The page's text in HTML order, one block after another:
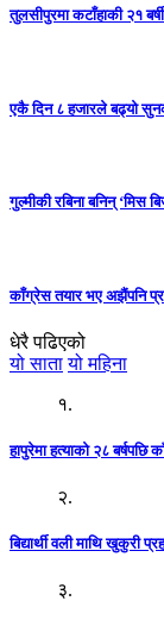
तुलसीपुरमा कटाँहाकी २१
एकै दिन ८ हजारले बढ्यो
गुल्मीकी रबिना बनिन् ‘मिस
काँग्रेस तयार भए अझैंपनि
धेरै पढिएको
यो साता यो महिना
१.
हापुरेमा हत्याको २८ बर्षपछि
२.
बिद्यार्थी वली माथि खुकुरी
३.